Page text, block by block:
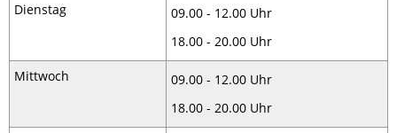
Dienstag
09.00 - 12.00 Uhr
18.00 - 20.00 Uhr
Mittwoch
09.00 - 12.00 Uhr
18.00 - 20.00 Uhr